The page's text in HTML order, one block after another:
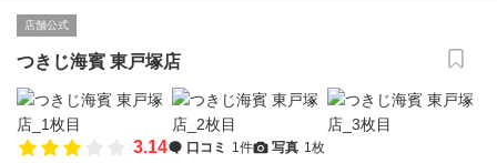
店舗公式
つきじ海賓 東戸塚店
3.14 口コミ 1件 写真 1枚